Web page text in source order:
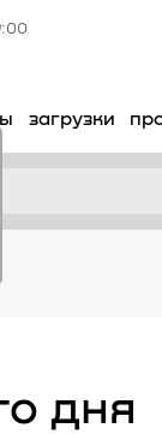
загрузки
дня